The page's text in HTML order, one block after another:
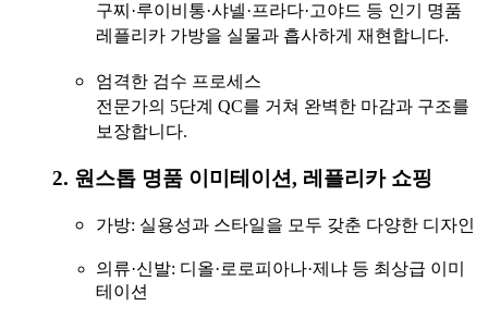
구찌·루이비통·샤넬·프라다·고야드 등 인기 명품
레플리카 가방을 실물과 흡사하게 재현합니다.
엄격한 검수 프로세스
전문가의 5단계 QC를 거쳐 완벽한 마감과 구조를
보장합니다.
2. 원스톱 명품 이미테이션, 레플리카 쇼핑
가방: 실용성과 스타일을 모두 갖춘 다양한 디자인
의류·신발: 디올·로로피아나·제냐 등 최상급 이미
테이션